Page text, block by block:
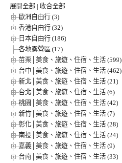
展開全部 | 收合全部
歐洲自由行 (3)
香港自由行 (32)
日本自由行 (186)
各地露營區 (17)
苗栗│美食、旅遊、住宿、生活 (599)
台中│美食、旅遊、住宿、生活 (462)
新北│美食、旅遊、住宿、生活 (21)
台北│美食、旅遊、住宿、生活 (6)
桃園│美食、旅遊、住宿、生活 (42)
新竹│美食、旅遊、住宿、生活 (7)
彰化│美食、旅遊、住宿、生活 (28)
南投│美食、旅遊、住宿、生活 (24)
嘉義│美食、旅遊、住宿、生活 (9)
台南│美食、旅遊、住宿、生活 (33)